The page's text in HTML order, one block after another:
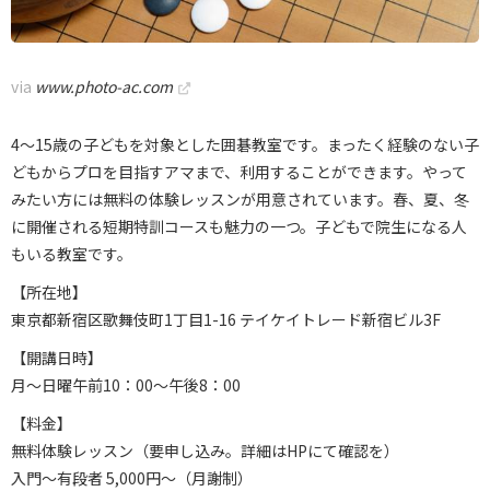
via www.photo-ac.com
4～15歳の子どもを対象とした囲碁教室です。まったく経験のない子
どもからプロを目指すアマまで、利用することができます。やって
みたい方には無料の体験レッスンが用意されています。春、夏、冬
に開催される短期特訓コースも魅力の一つ。子どもで院生になる人
もいる教室です。
【所在地】
東京都新宿区歌舞伎町1丁目1-16 テイケイトレード新宿ビル3F
【開講日時】
月～日曜午前10：00～午後8：00
【料金】
無料体験レッスン（要申し込み。詳細はHPにて確認を）
入門～有段者 5,000円～（月謝制）